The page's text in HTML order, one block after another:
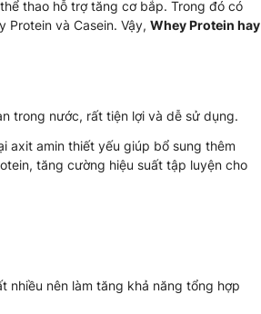
thao hỗ trợ tăng cơ bắp. Trong đó có
Protein và Casein. Vậy, Whey Protein hay
trong nước, rất tiện lợi và dễ sử dụng.
axit amin thiết yếu giúp bổ sung thêm
tăng cường hiệu suất tập luyện cho
nhiều nên làm tăng khả năng tổng hợp